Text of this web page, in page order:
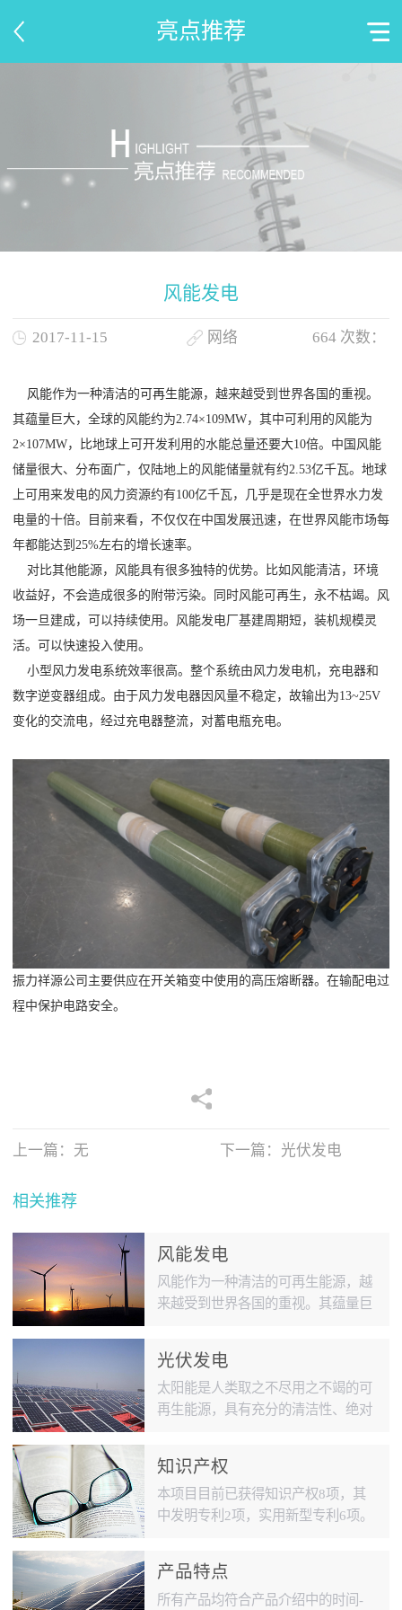
亮点推荐
风能发电
2017-11-15 网络 664 次数：
风能作为一种清洁的可再生能源，越来越受到世界各国的重视。
其蕴量巨大，全球的风能约为2.74×109MW，其中可利用的风能为
2×107MW，比地球上可开发利用的水能总量还要大10倍。中国风能
储量很大、分布面广，仅陆地上的风能储量就有约2.53亿千瓦。地球
上可用来发电的风力资源约有100亿千瓦，几乎是现在全世界水力发
电量的十倍。目前来看，不仅仅在中国发展迅速，在世界风能市场每
年都能达到25%左右的增长速率。
对比其他能源，风能具有很多独特的优势。比如风能清洁，环境
收益好，不会造成很多的附带污染。同时风能可再生，永不枯竭。风
场一旦建成，可以持续使用。风能发电厂基建周期短，装机规模灵
活。可以快速投入使用。
小型风力发电系统效率很高。整个系统由风力发电机，充电器和
数字逆变器组成。由于风力发电器因风量不稳定，故输出为13~25V
变化的交流电，经过充电器整流，对蓄电瓶充电。
振力祥源公司主要供应在开关箱变中使用的高压熔断器。在输配电过
程中保护电路安全。
上一篇：无 下一篇： 光伏发电
相关推荐
风能发电
风能作为一种清洁的可再生能源，越
来越受到世界各国的重视。其蕴量巨
地球上可开发利用的水能总量还要大
10倍。中国风能储量很大、分布面
广，仅陆地上的风能储量就有约2.53
源约有100亿千瓦，几乎是现在全世
界水力发电量的十倍。目前来看，不
仅仅在中国发展迅速，在世界风能市
场每年都能...
光伏发电
太阳能是人类取之不尽用之不竭的可
再生能源，具有充分的清洁性、绝对
在的经济性等优点，在长期的能源战
略中具有重要地位。光伏发电具备安
全可靠，且不受地区限制等特点。无
大型光伏发电厂多数建在西北，华北
地区。在沙漠等荒凉地区建造广阔太
阳能板形成大型发电厂。 振力祥源
知识产权
本项目目前已获得知识产权8项，其
中发明专利2项，实用新型专利6项。
产品特点
所有产品均符合产品介绍中的时间-